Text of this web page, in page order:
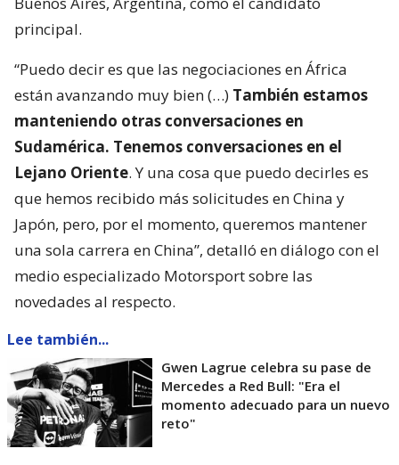
principal.
“Puedo decir es que las negociaciones en África
están avanzando muy bien (…) También estamos
manteniendo otras conversaciones en
Sudamérica. Tenemos conversaciones en el
Lejano Oriente. Y una cosa que puedo decirles es
que hemos recibido más solicitudes en China y
Japón, pero, por el momento, queremos mantener
una sola carrera en China”, detalló en diálogo con el
medio especializado Motorsport sobre las
novedades al respecto.
Lee también...
Gwen Lagrue celebra su pase de
Mercedes a Red Bull: "Era el
momento adecuado para un nuevo
reto"